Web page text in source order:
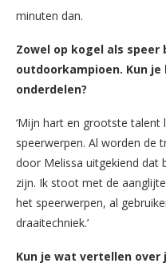
minuten dan.
Zowel op kogel als speer
outdoorkampioen. Kun
onderdelen?
‘Mijn hart en grootste talent
speerwerpen. Al worden de
door Melissa uitgekiend dat
zijn. Ik stoot met de
het speerwerpen, al
draaitechniek.’
Kun je wat vertellen